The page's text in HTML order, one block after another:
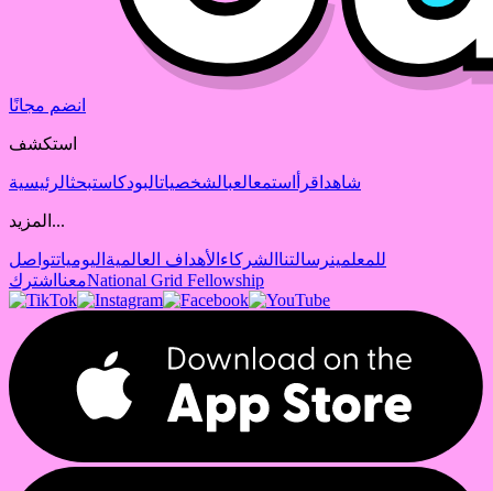
انضم مجانًا
استكشف
شاهد اقرأ استمعالعبالشخصياتالبودكاستبحثالرئيسية
المزيد...
للمعلمينرسالتنا الشركاء الأهداف العالمية اليومياتتواصل
معنا اشترك National Grid Fellowship